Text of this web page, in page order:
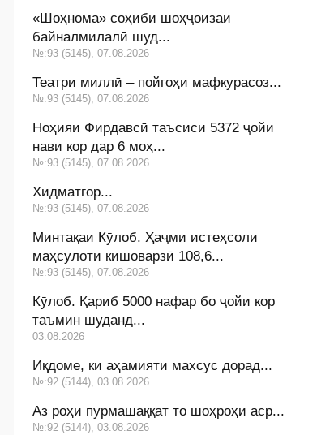
«Шоҳнома» соҳиби шоҳҷоизаи
байналмилалӣ шуд...
№:93 (5145), 07.08.2026
Театри миллӣ – пойгоҳи мафкурасоз...
№:93 (5145), 07.08.2026
Ноҳияи Фирдавсӣ таъсиси 5372 ҷойи
нави кор дар 6 моҳ...
№:93 (5145), 07.08.2026
Хидматгор...
№:93 (5145), 07.08.2026
Минтақаи Кӯлоб. Ҳаҷми истеҳсоли
маҳсулоти кишоварзӣ 108,6...
№:93 (5145), 07.08.2026
Кӯлоб. Қариб 5000 нафар бо ҷойи кор
таъмин шуданд...
03.08.2026
Иқдоме, ки аҳамияти махсус дорад...
№:92 (5144), 03.08.2026
Аз роҳи пурмашаққат то шоҳроҳи аср...
№:92 (5144), 03.08.2026